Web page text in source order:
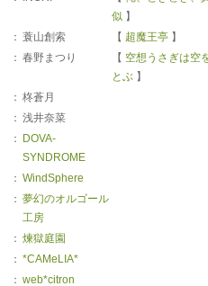
似 】
： 蓑山創索 【 超魔王亭 】
： 春野まつり 【 空想うさぎは空
とぶ 】
： 柊蒼月
： 浅井奈菜
：
DOVA-
SYNDROME
： WindSphere
： 夢幻のオルゴール
工房
： 煉獄庭園
： *CAMeLIA*
： web*citron